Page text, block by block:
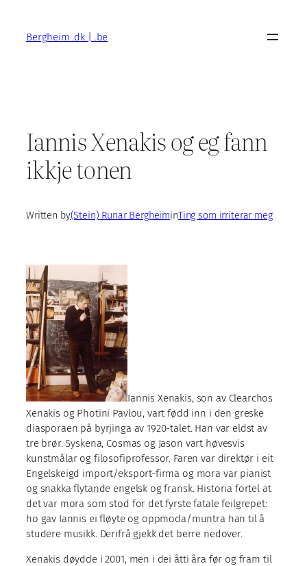
contentBergheim .dk | .be
Iannis Xenakis og eg fann
ikkje tonen
Written by(Stein) Runar BergheiminTing som irriterar meg
Iannis Xenakis, son av Clearchos
Xenakis og Photini Pavlou, vart fødd inn i den greske
diasporaen på byrjinga av 1920-talet. Han var eldst av
tre brør. Syskena, Cosmas og Jason vart høvesvis
kunstmålar og filosofiprofessor. Faren var direktør i eit
Engelskeigd import/eksport-firma og mora var pianist
og snakka flytande engelsk og fransk. Historia fortel at
det var mora som stod for det fyrste fatale feilgrepet:
ho gav Iannis ei fløyte og oppmoda/muntra han til å
studere musikk. Derifrå gjekk det berre nedover.
Xenakis døydde i 2001, men i dei åtti åra før og fram til